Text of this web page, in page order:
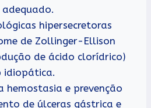
hipersecretoras
de Zollinger-Ellison
de ácido clorídrico)
idiopática.
hemostasia e prevenção
de úlceras gástrica e